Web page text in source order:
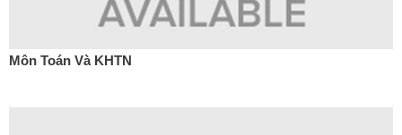
Môn Toán Và KHTN